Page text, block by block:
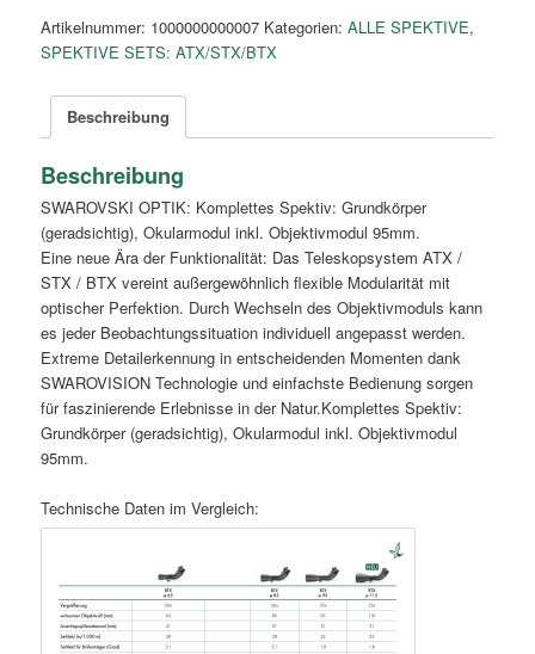
Menge
Artikelnummer: 1000000000007 Kategorien:ALLE SPEKTIVE,
SPEKTIVE SETS: ATX/STX/BTX
Beschreibung
Beschreibung
SWAROVSKI OPTIK: Komplettes Spektiv: Grundkörper
(geradsichtig), Okularmodul inkl. Objektivmodul 95mm.
Eine neue Ära der Funktionalität: Das Teleskopsystem ATX /
STX / BTX vereint außergewöhnlich flexible Modularität mit
optischer Perfektion. Durch Wechseln des Objektivmoduls kann
es jeder Beobachtungssituation individuell angepasst werden.
Extreme Detailerkennung in entscheidenden Momenten dank
SWAROVISION Technologie und einfachste Bedienung sorgen
für faszinierende Erlebnisse in der Natur.Komplettes Spektiv:
Grundkörper (geradsichtig), Okularmodul inkl. Objektivmodul
95mm.
Technische Daten im Vergleich: